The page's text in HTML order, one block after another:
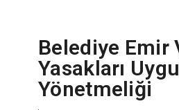
Belediye Emir
Yasakları
Yönetmeliği